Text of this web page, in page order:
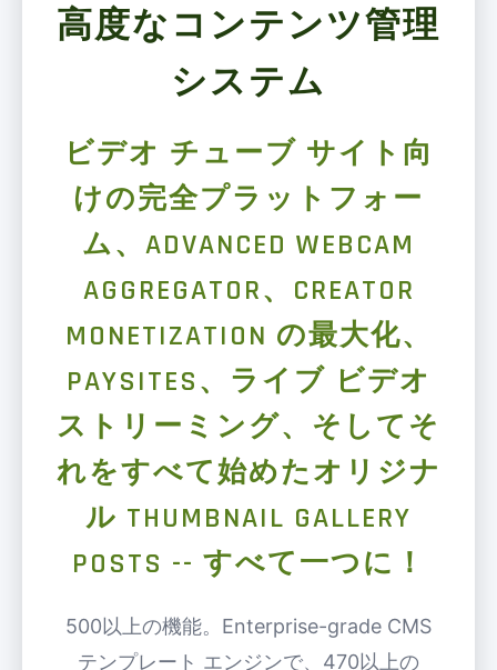
高度なコンテンツ管理
システム
ビデオ チューブ サイト向
けの完全プラットフォー
ム、ADVANCED WEBCAM
AGGREGATOR、CREATOR
MONETIZATION の最大化、
PAYSITES、ライブ ビデオ
ストリーミング、そしてそ
れをすべて始めたオリジナ
ル THUMBNAIL GALLERY
POSTS -- すべて一つに！
500以上の機能。Enterprise-grade CMS
テンプレート エンジンで、470以上の